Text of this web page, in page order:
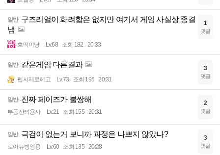
일반 구즈리얼이 화려함은 없지만 여기서 게임 사실상 종결
냄
호떡이냥 Lv.68 조회 182 20:33
1
댓글
일반 같은게임 다른결과
펩시제로체고 Lv.73 조회 195 20:31
3
댓글
일반 진짜 페이즈가 불쌍해
부동산의용사 Lv.21 조회 155 20:31
2
댓글
일반 극검이 없는거 보니까 과정은 나쁘지 않았나?
로아뉴빙엥용 Lv.60 조회 135 20:28
3
댓글